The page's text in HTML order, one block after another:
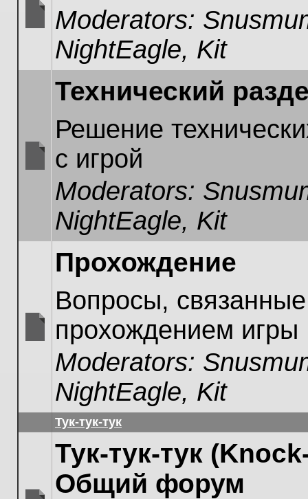
unread
Moderators:
NightEagle, Kit
unread
Технический
Решение
с игрой
Moderators:
NightEagle, Kit
unread
Прохождение
Вопросы,
прохождением игры
Moderators:
NightEagle, Kit
Тук-тук-тук
Тук-тук-тук
Общий форум